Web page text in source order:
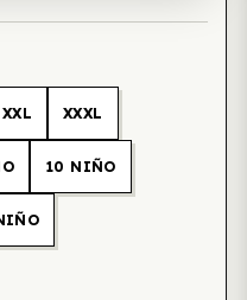
XXL XXXL
10 NIÑO